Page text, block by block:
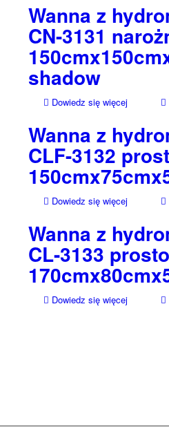
Wanna z
CN-3131
shadow
Dowiedz się więcej
Wanna z
CLF-3132
Dowiedz się więcej
Wanna z
CL-3133
Dowiedz się więcej